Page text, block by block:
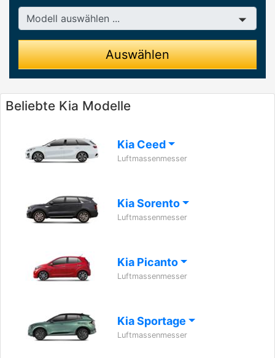
Modell
Auswählen
Beliebte Kia Modelle
Kia Ceed
Luftmassenmesser
Kia Sorento
Luftmassenmesser
Kia Picanto
Luftmassenmesser
Kia Sportage
Luftmassenmesser